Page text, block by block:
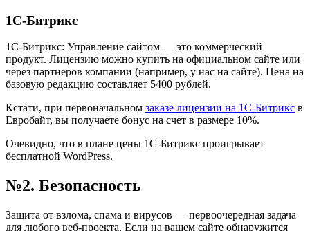
1С-Битрикс
1С-Битрикc: Управление сайтом — это коммерческий
продукт. Лицензию можно купить на официальном сайте или
через партнеров компании (например, у нас на сайте). Цена на
базовую редакцию составляет 5400 рублей.
Кстати, при первоначальном заказе лицензии на 1С-Битрикс в
Евробайт, вы получаете бонус на счет в размере 10%.
Очевидно, что в плане цены 1С-Битрикс проигрывает
бесплатной WordPress.
№2. Безопасность
Защита от взлома, спама и вирусов — первоочередная задача
для любого веб-проекта. Если на вашем сайте обнаружится